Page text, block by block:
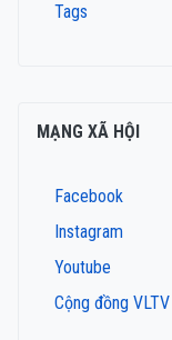
Tags
MẠNG XÃ HỘI
Facebook
Instagram
Youtube
Cộng đồng